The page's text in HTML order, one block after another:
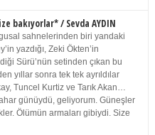
bakıyorlar* / Sevda AYDIN
sahnelerinden biri yandaki
yazdığı, Zeki Ökten’in
Sürü’nün setinden çıkan bu
yıllar sonra tek tek ayrıldılar
Tuncel Kurtiz ve Tarık Akan…
günüydü, geliyorum. Güneşler
Ölümün armaları gibiydi. Size